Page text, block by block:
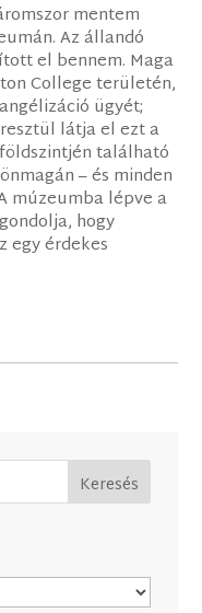
mentem
Az állandó
el bennem. Maga
College területén,
ügyét;
látja el ezt a
található
– és minden
múzeumba lépve a
hogy
egy érdekes